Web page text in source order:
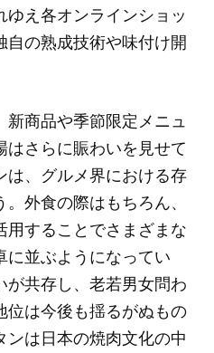
え各オンラインショッ
自の熟成技術や味付け開
商品や季節限定メニュ
さらに賑わいを見せて
は、グルメ界における存
外食の際はもちろん、
用することでさまざまな
に並ぶようになってい
が共存し、老若男女問わ
位は今後も揺るがぬもの
ンは日本の焼肉文化の中